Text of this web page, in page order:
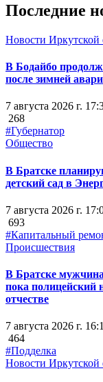
Последние
Новости Иркутской
В Бодайбо
после зимней
7 августа 2026 г.
268
#Губернатор
Общество
В Братске
детский сад в
7 августа 2026 г.
693
#Капитальный
Происшествия
В Братске
пока полицейский
отчестве
7 августа 2026 г.
464
#Подделка
Новости Иркутской